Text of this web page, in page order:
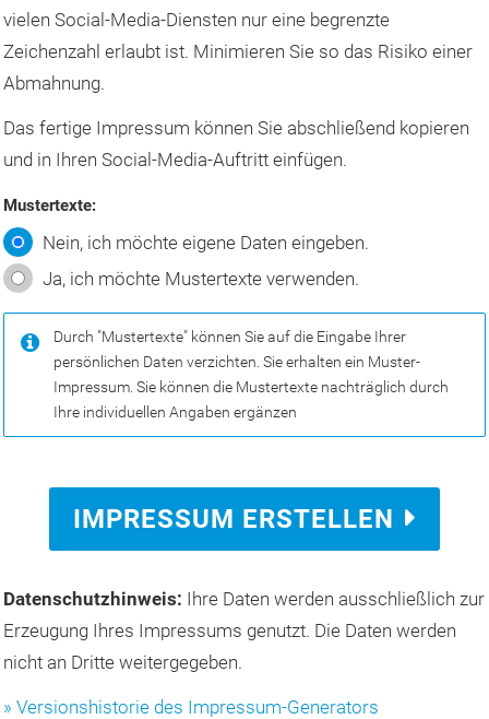
Benutzer
können
vielen Social-Media-Diensten nur eine begrenzte
Zeichenzahl erlaubt ist. Minimieren Sie so das Risiko einer
Abmahnung.
Das fertige Impressum können Sie abschließend kopieren
und in Ihren Social-Media-Auftritt einfügen.
Mustertexte:
Nein, ich möchte eigene Daten eingeben.
Ja, ich möchte Mustertexte verwenden.
Durch "Mustertexte" können Sie auf die Eingabe Ihrer
persönlichen Daten verzichten. Sie erhalten ein Muster-
Impressum. Sie können die Mustertexte nachträglich durch
Ihre individuellen Angaben ergänzen
IMPRESSUM ERSTELLEN
Datenschutzhinweis: Ihre Daten werden ausschließlich zur
Erzeugung Ihres Impressums genutzt. Die Daten werden
nicht an Dritte weitergegeben.
» Versionshistorie des Impressum-Generators